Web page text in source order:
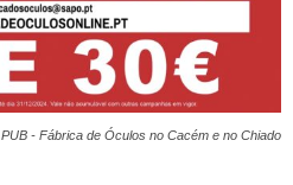
PUB - Fábrica de Óculos no Cacém e no Chiado